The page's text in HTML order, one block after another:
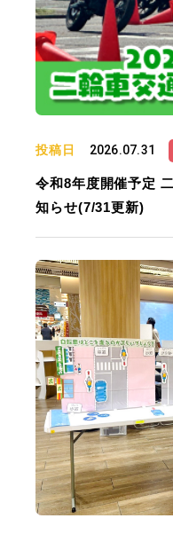
投稿日 2026.07.31
令和8年度開催予定
知らせ(7/31更新)